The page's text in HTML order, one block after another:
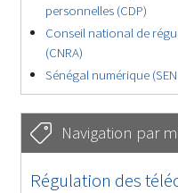
personnelles (CDP)
Conseil national de
(CNRA)
Sénégal numérique
Navigation par
4659/5800
Régulation des
369/5800